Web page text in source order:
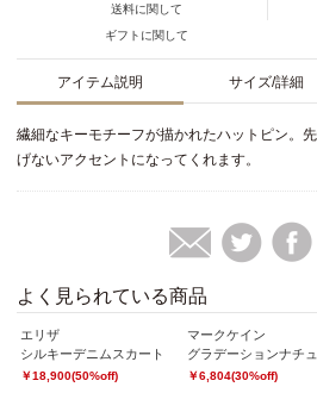
送料に関して
ギフトに関して
アイテム説明 サイズ/詳細
繊細なキーモチーフが描かれたハットピン。
げないアクセントになってくれます。
よく見られている商品
エリザ
シルキーデニムスカート
￥18,900(50%off)
マークケイン
￥6,804(30%off)